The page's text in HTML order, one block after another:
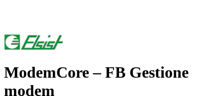
ModemCore – FB Gestione
modem